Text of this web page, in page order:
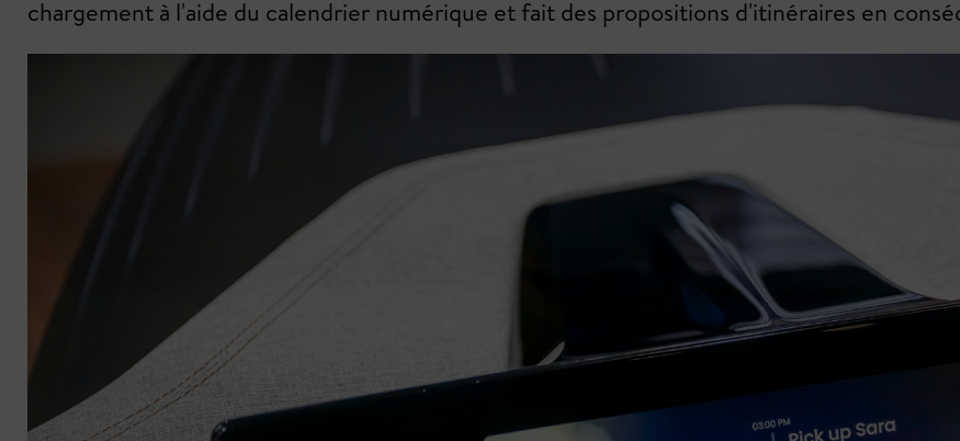
chargement à l'aide du calendrier numérique et fait des propositions d'itinéraires en